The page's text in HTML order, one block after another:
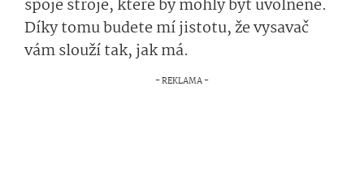
spoje stroje, které by mohly být uvolněné.
Díky tomu budete mí jistotu, že vysavač
vám slouží tak, jak má.